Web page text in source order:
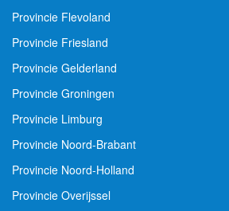
Provincie Flevoland
Provincie Friesland
Provincie Gelderland
Provincie Groningen
Provincie Limburg
Provincie Noord-Brabant
Provincie Noord-Holland
Provincie Overijssel